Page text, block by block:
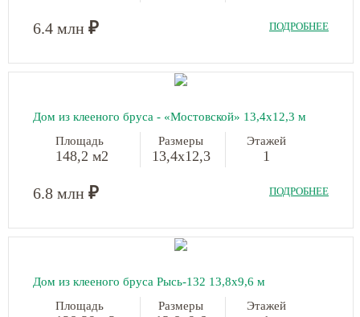
6.4 млн ₽ ПОДРОБНЕЕ
Дом из клееного бруса - «Мостовской» 13,4х12,3 м
Площадь
148,2 м2
Размеры
13,4х12,3
Этажей
1
6.8 млн ₽ ПОДРОБНЕЕ
Дом из клееного бруса Рысь-132 13,8х9,6 м
Площадь
Размеры Этажей